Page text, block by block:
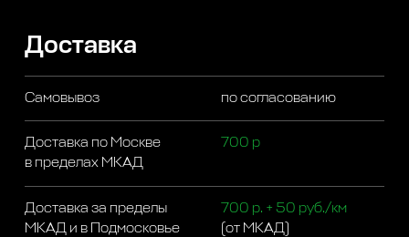
Доставка
Самовывоз по согласованию
Доставка по Москве
в пределах МКАД
700 р
Доставка за пределы
МКАД и в Подмосковье
700 р. + 50 руб./км
(от МКАД)